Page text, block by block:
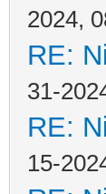
2024,
RE:
31-
RE:
15-